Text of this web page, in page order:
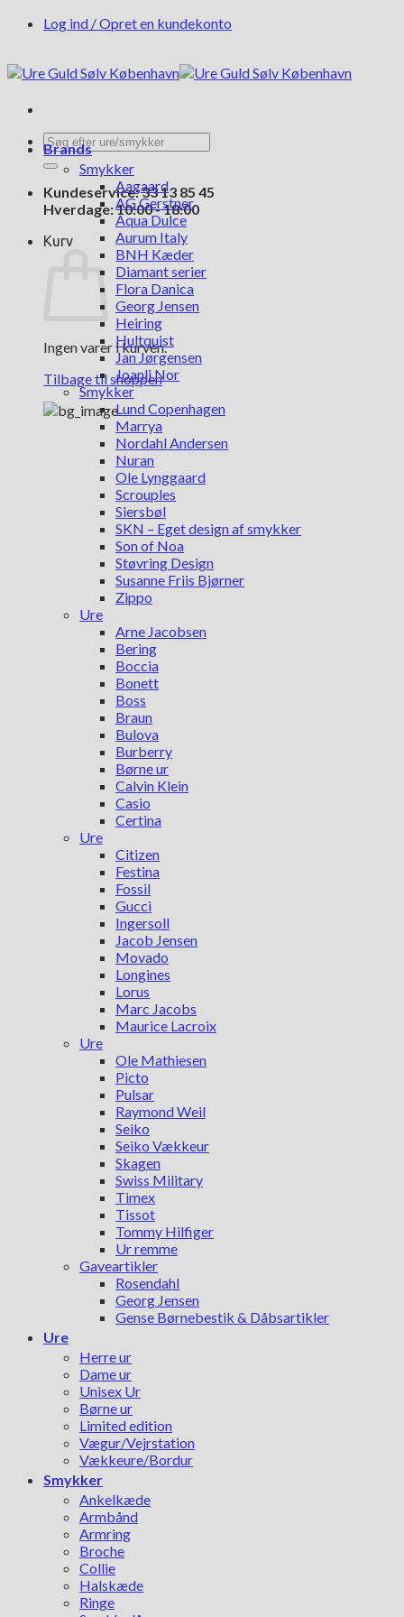
FortsætLog ind / Opret en kundekonto
Søg
efter:
Kundeservice: 33 13 85 45
Hverdage: 10:00 - 18:00
Kurv
Ingen varer i kurven.
Tilbage til shoppen
Brands
Smykker
Aagaard
AG Gerstner
Aqua Dulce
Aurum Italy
BNH Kæder
Diamant serier
Flora Danica
Georg Jensen
Heiring
Hultquist
Jan Jørgensen
Joanli Nor
Smykker
Lund Copenhagen
Marrya
Nordahl Andersen
Nuran
Ole Lynggaard
Scrouples
Siersbøl
SKN – Eget design af smykker
Son of Noa
Støvring Design
Susanne Friis Bjørner
Zippo
Ure
Arne Jacobsen
Bering
Boccia
Bonett
Boss
Braun
Bulova
Burberry
Børne ur
Calvin Klein
Casio
Certina
Ure
Citizen
Festina
Fossil
Gucci
Ingersoll
Jacob Jensen
Movado
Longines
Lorus
Marc Jacobs
Maurice Lacroix
Ure
Ole Mathiesen
Picto
Pulsar
Raymond Weil
Seiko
Seiko Vækkeur
Skagen
Swiss Military
Timex
Tissot
Tommy Hilfiger
Ur remme
Gaveartikler
Rosendahl
Georg Jensen
Gense Børnebestik & Dåbsartikler
Ure
Herre ur
Dame ur
Unisex Ur
Børne ur
Limited edition
Vægur/Vejrstation
Vækkeure/Bordur
Smykker
Ankelkæde
Armbånd
Armring
Broche
Collie
Halskæde
Ringe